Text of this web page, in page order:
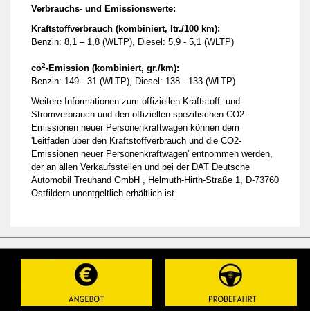
Verbrauchs- und Emissionswerte:
Kraftstoffverbrauch (kombiniert, ltr./100 km):
Benzin: 8,1 – 1,8 (WLTP), Diesel: 5,9 - 5,1 (WLTP)
co2-Emission (kombiniert, gr./km):
Benzin: 149 - 31 (WLTP), Diesel: 138 - 133 (WLTP)
Weitere Informationen zum offiziellen Kraftstoff- und
Stromverbrauch und den offiziellen spezifischen CO2-
Emissionen neuer Personenkraftwagen können dem
'Leitfaden über den Kraftstoffverbrauch und die CO2-
Emissionen neuer Personenkraftwagen' entnommen werden,
der an allen Verkaufsstellen und bei der DAT Deutsche
Automobil Treuhand GmbH , Helmuth-Hirth-Straße 1, D-73760
Ostfildern unentgeltlich erhältlich ist.